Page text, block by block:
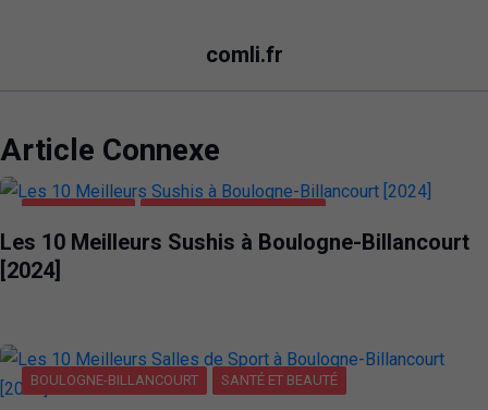
comli.fr
Article Connexe
ALIMENTATION BOULOGNE-BILLANCOURT
Les 10 Meilleurs Sushis à Boulogne-Billancourt
[2024]
BOULOGNE-BILLANCOURT SANTÉ ET BEAUTÉ